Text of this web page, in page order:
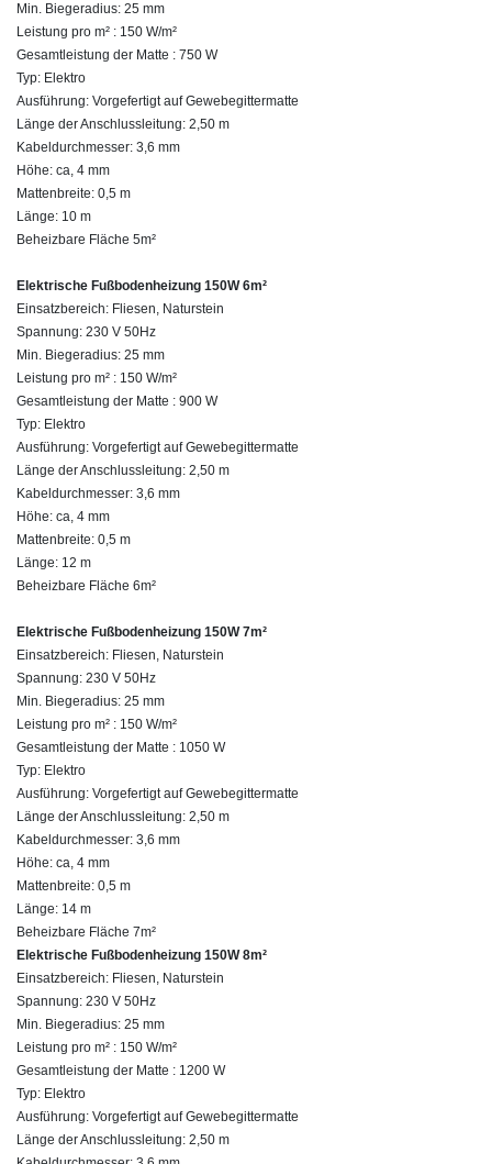
Min. Biegeradius: 25 mm
Leistung pro m² : 150 W/m²
Gesamtleistung der Matte : 750 W
Typ: Elektro
Ausführung: Vorgefertigt auf Gewebegittermatte
Länge der Anschlussleitung: 2,50 m
Kabeldurchmesser: 3,6 mm
Höhe: ca, 4 mm
Mattenbreite: 0,5 m
Länge: 10 m
Beheizbare Fläche 5m²
Elektrische Fußbodenheizung 150W 6m²
Einsatzbereich: Fliesen, Naturstein
Spannung: 230 V 50Hz
Min. Biegeradius: 25 mm
Leistung pro m² : 150 W/m²
Gesamtleistung der Matte : 900 W
Typ: Elektro
Ausführung: Vorgefertigt auf Gewebegittermatte
Länge der Anschlussleitung: 2,50 m
Kabeldurchmesser: 3,6 mm
Höhe: ca, 4 mm
Mattenbreite: 0,5 m
Länge: 12 m
Beheizbare Fläche 6m²
Elektrische Fußbodenheizung 150W 7m²
Einsatzbereich: Fliesen, Naturstein
Spannung: 230 V 50Hz
Min. Biegeradius: 25 mm
Leistung pro m² : 150 W/m²
Gesamtleistung der Matte : 1050 W
Typ: Elektro
Ausführung: Vorgefertigt auf Gewebegittermatte
Länge der Anschlussleitung: 2,50 m
Kabeldurchmesser: 3,6 mm
Höhe: ca, 4 mm
Mattenbreite: 0,5 m
Länge: 14 m
Beheizbare Fläche 7m²
Elektrische Fußbodenheizung 150W 8m²
Einsatzbereich: Fliesen, Naturstein
Spannung: 230 V 50Hz
Min. Biegeradius: 25 mm
Leistung pro m² : 150 W/m²
Gesamtleistung der Matte : 1200 W
Typ: Elektro
Ausführung: Vorgefertigt auf Gewebegittermatte
Länge der Anschlussleitung: 2,50 m